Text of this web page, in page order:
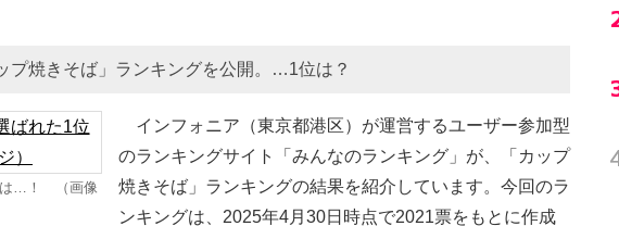
プ焼きそば」ランキングを公開。…1位は？
は…！ （画像
インフォニア（東京都港区）が運営するユーザー参加型
のランキングサイト「みんなのランキング」が、「カップ
焼きそば」ランキングの結果を紹介しています。今回のラ
ンキングは、2025年4月30日時点で2021票をもとに作成